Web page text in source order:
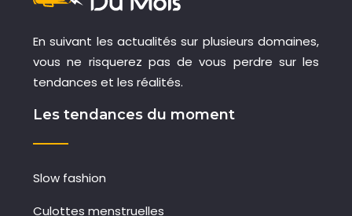
En suivant les actualités sur plusieurs domaines,
vous ne risquerez pas de vous perdre sur les
tendances et les réalités.
Les tendances du moment
Slow fashion
Culottes menstruelles